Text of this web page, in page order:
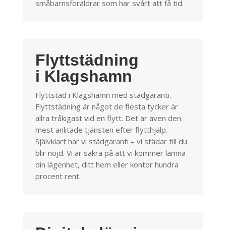
småbarnsföräldrar som har svårt att få tid.
Flyttstädning
i Klagshamn
Flyttstäd i Klagshamn med städgaranti.
Flyttstädning är något de flesta tycker är
allra tråkigast vid en flytt. Det är även den
mest anlitade tjänsten efter flytthjälp.
Självklart har vi städgaranti – vi städar till du
blir nöjd. Vi är säkra på att vi kommer lämna
din lägenhet, ditt hem eller kontor hundra
procent rent.